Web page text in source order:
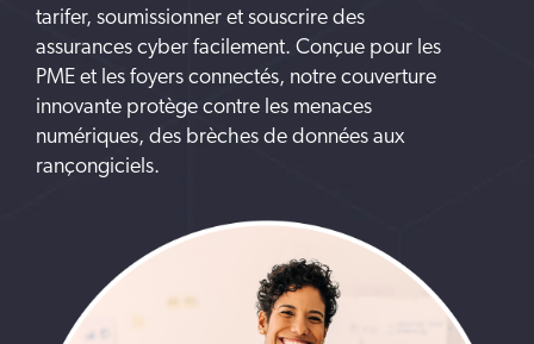
tarifer, soumissionner et souscrire des
assurances cyber facilement. Conçue pour les
PME et les foyers connectés, notre couverture
innovante protège contre les menaces
numériques, des brèches de données aux
rançongiciels.